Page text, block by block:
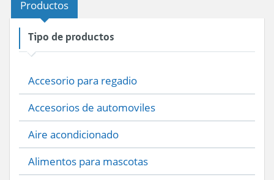
Productos
Tipo de productos
Accesorio para regadio
Accesorios de automoviles
Aire acondicionado
Alimentos para mascotas